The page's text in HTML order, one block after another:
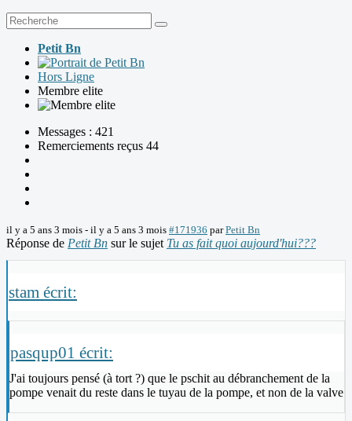
Petit Bn
Hors Ligne
Membre elite
Messages : 421
Remerciements reçus 44
il y a 5 ans 3 mois - il y a 5 ans 3 mois #171936 parPetit Bn
Réponse de Petit Bn sur le sujet Tu as fait quoi aujourd'hui???
stam écrit:
pasqup01 écrit:
J'ai toujours pensé (à tort ?) que le pschit au débranchement de la
pompe venait du reste dans le tuyau de la pompe, et non de la valve